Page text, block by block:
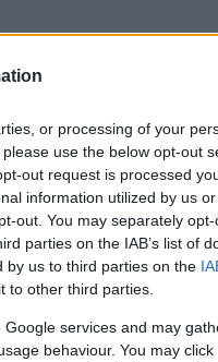
or processing of your
use the below opt-out
out request is processed
information utilized by us
out. You may separately
parties on the IAB’s list of
by us to third parties on the
to other third parties.
services and may
behaviour. You may
Πέλκα στο
Παβλένκα
ρυθμούς και μπαίνει στην
ενώ ο Παβλένκα μένει